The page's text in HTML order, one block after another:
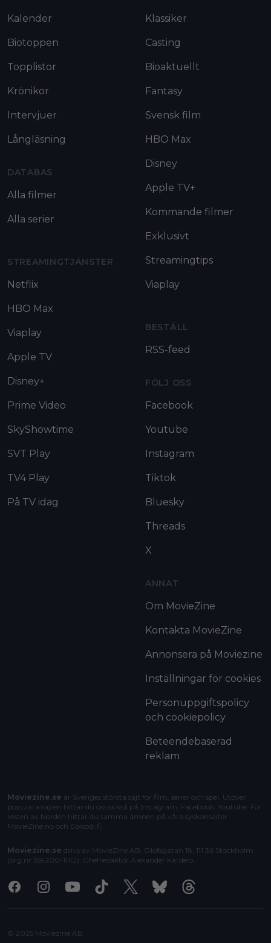
Kalender
Biotoppen
Topplistor
Krönikor
Intervjuer
Långläsning
DATABAS
Alla filmer
Alla serier
STREAMINGTJÄNSTER
Netflix
HBO Max
Viaplay
Apple TV
Disney+
Prime Video
SkyShowtime
SVT Play
TV4 Play
På TV idag
Klassiker
Casting
Bioaktuellt
Fantasy
Svensk film
HBO Max
Disney
Apple TV+
Kommande filmer
Exklusivt
Streamingtips
Viaplay
BESTÄLL
RSS-feed
FÖLJ OSS
Facebook
Youtube
Instagram
Tiktok
Bluesky
Threads
X
ANNAT
Om MovieZine
Kontakta MovieZine
Annonsera på Moviezine
Inställningar för cookies
Personuppgiftspolicy
och cookiepolicy
Beteendebaserad
reklam
Moviezine.se är Sveriges största sajt för film, serier och spel. Utöver
populära sajten hittar du oss också på Instagram, Facebook, Youtube. För
resten av Norden hittar du samma ämnen på våra syskonsajter
MovieZine.no och Episodi.fi
Moviezine.se drivs av MovieZine AB, Olofsgatan 18, 111 36 Stockholm
(org.nr 559200-1142). Chefredaktör Alexander Kardelo
FacebookInstagramYoutubeTiktok X BlueskyThreads
© 2025 Moviezine AB